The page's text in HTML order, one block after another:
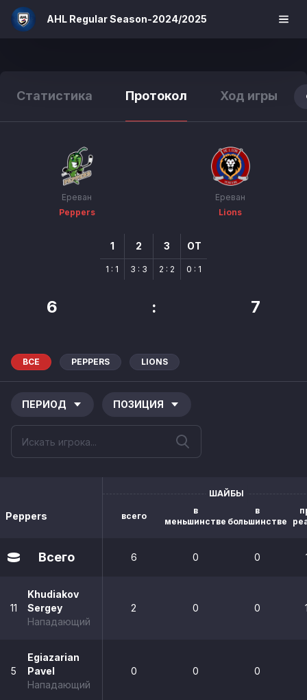
AHL Regular Season-2024/2025
Статистика Протокол Ход игры
Ереван
Peppers
Ереван
Lions
1
1 : 1
2
3 : 3
3
2 : 2
OТ
0 : 1
6 : 7
ВСЕ PEPPERS LIONS
ПЕРИОД ПОЗИЦИЯ
Peppers
ШАЙБЫ
всего
в
меньшинстве
в
большинстве
Всего 6 0 0
11
Khudiakov
Sergey
Нападающий
2 0 0
5
Egiazarian
Pavel
Нападающий
0 0 0